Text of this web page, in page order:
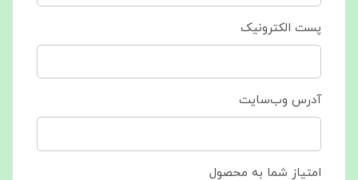
پست الکترونیک
آدرس وب‌سایت
امتیاز شما به محصول